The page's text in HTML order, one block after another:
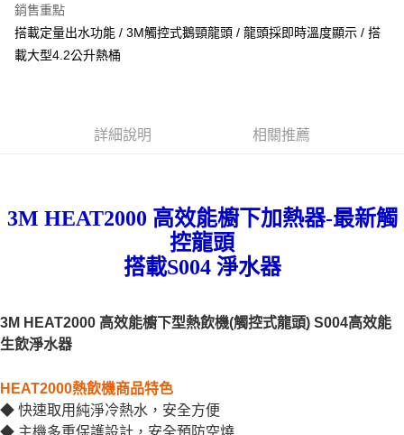
宅配
每筆NT$100，滿NT$1,000(含以上)免運費
貨到付現給宅配司機 (大家電需貨到付款服務 請電洽0977103621)
銷售重點
搭載定量出水功能 / 3M觸控式鵝頸龍頭 / 龍頭採即時溫度顯示 / 搭
載大型4.2公升熱桶
詳細說明 相關推薦
3M HEAT2000 高效能櫥下加熱器-最新觸
控龍頭
搭載S004 淨水器
3M HEAT2000 高效能櫥下型熱飲機(觸控式龍頭) S004高效能
生飲淨水器
HEAT2000熱飲機商品特色
◆ 快速取用純淨冷熱水，安全方便